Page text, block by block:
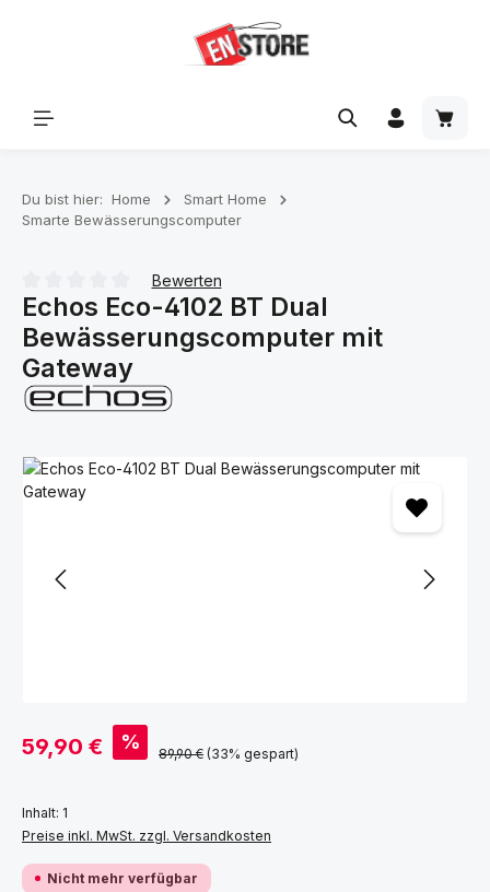
Du bist hier: Home
Smart Home
Smarte Bewässerungscomputer
Durchschnittliche Bewertung von 0 von 5 Sternen
Bewerten
Echos Eco-4102 BT Dual
Bewässerungscomputer mit
Gateway
Bildergalerie überspringen
Verkaufspreis:
59,90 € % Regulärer Preis:
89,90 € (33% gespart)
Inhalt: 1
Preise inkl. MwSt. zzgl. Versandkosten
Nicht mehr verfügbar